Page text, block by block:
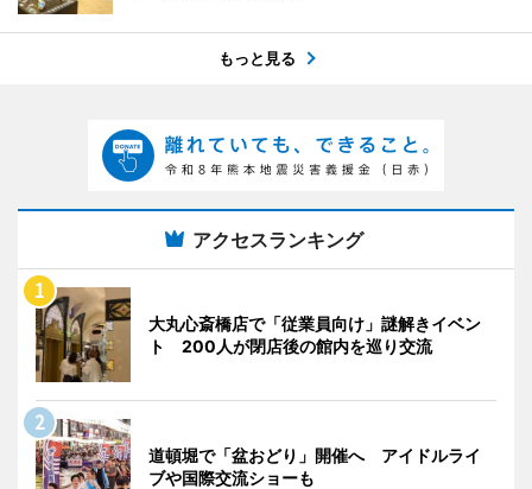
もっと見る
アクセスランキング
大丸心斎橋店で「従業員向け」謎解きイベン
ト 200人が閉店後の館内を巡り交流
道頓堀で「盆おどり」開催へ アイドルライ
ブや国際交流ショーも